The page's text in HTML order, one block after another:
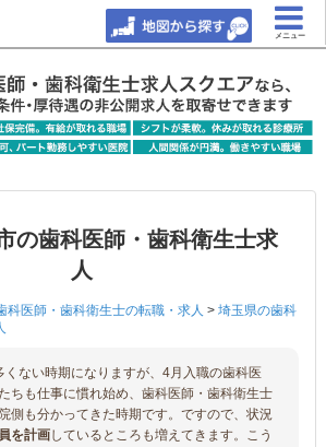
メニュー
の歯科医師・歯科衛生士求
人
科医師・歯科衛生士の転職・求人 > 埼玉県の歯科
ない時期になりますが、4月入職の歯科医
ちも仕事に慣れ始め、歯科医師・歯科衛生士
側も分かってきた時期です。ですので、状況
を計画しているところも増えてきます。こう